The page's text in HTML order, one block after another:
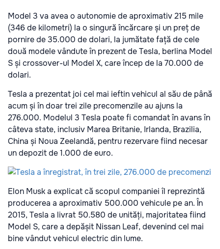
Model 3 va avea o autonomie de aproximativ 215 mile
(346 de kilometri) la o singură încărcare și un preț de
pornire de 35.000 de dolari, la jumătate față de cele
două modele vândute în prezent de Tesla, berlina Model
S și crossover-ul Model X, care încep de la 70.000 de
dolari.
Tesla a prezentat joi cel mai ieftin vehicul al său de până
acum și în doar trei zile precomenzile au ajuns la
276.000. Modelul 3 Tesla poate fi comandat în avans în
câteva state, inclusiv Marea Britanie, Irlanda, Brazilia,
China și Noua Zeelandă, pentru rezervare fiind necesar
un depozit de 1.000 de euro.
Elon Musk a explicat că scopul companiei îl reprezintă
producerea a aproximativ 500.000 vehicule pe an. În
2015, Tesla a livrat 50.580 de unități, majoritatea fiind
Model S, care a depășit Nissan Leaf, devenind cel mai
bine vândut vehicul electric din lume.